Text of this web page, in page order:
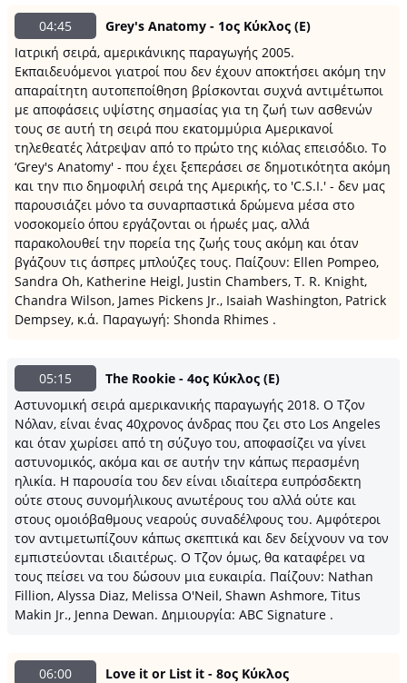
04:45
Grey's Anatomy - 1ος Κύκλος (Ε)
Ιατρική σειρά, αμερικάνικης παραγωγής 2005.
Εκπαιδευόμενοι γιατροί που δεν έχουν αποκτήσει ακόμη την
απαραίτητη αυτοπεποίθηση βρίσκονται συχνά αντιμέτωποι
με αποφάσεις υψίστης σημασίας για τη ζωή των ασθενών
τους σε αυτή τη σειρά που εκατομμύρια Αμερικανοί
τηλεθεατές λάτρεψαν από το πρώτο της κιόλας επεισόδιο. Το
‘Grey's Anatomy' - που έχει ξεπεράσει σε δημοτικότητα ακόμη
και την πιο δημοφιλή σειρά της Αμερικής, το 'C.S.I.' - δεν μας
παρουσιάζει μόνο τα συναρπαστικά δρώμενα μέσα στο
νοσοκομείο όπου εργάζονται οι ήρωές μας, αλλά
παρακολουθεί την πορεία της ζωής τους ακόμη και όταν
βγάζουν τις άσπρες μπλούζες τους. Παίζουν: Ellen Pompeo,
Sandra Oh, Katherine Heigl, Justin Chambers, T. R. Knight,
Chandra Wilson, James Pickens Jr., Isaiah Washington, Patrick
Dempsey, κ.ά. Παραγωγή: Shonda Rhimes .
05:15
The Rookie - 4ος Κύκλος (Ε)
Αστυνομική σειρά αμερικανικής παραγωγής 2018. Ο Τζον
Νόλαν, είναι ένας 40χρονος άνδρας που ζει στο Los Angeles
και όταν χωρίσει από τη σύζυγο του, αποφασίζει να γίνει
αστυνομικός, ακόμα και σε αυτήν την κάπως περασμένη
ηλικία. Η παρουσία του δεν είναι ιδιαίτερα ευπρόσδεκτη
ούτε στους συνομήλικους ανωτέρους του αλλά ούτε και
στους ομοιόβαθμους νεαρούς συναδέλφους του. Αμφότεροι
τον αντιμετωπίζουν κάπως σκεπτικά και δεν δείχνουν να τον
εμπιστεύονται ιδιαιτέρως. Ο Τζον όμως, θα καταφέρει να
τους πείσει να του δώσουν μια ευκαιρία. Παίζουν: Nathan
Fillion, Alyssa Diaz, Melissa O'Neil, Shawn Ashmore, Titus
Makin Jr., Jenna Dewan. Δημιουργία: ABC Signature .
06:00
Love it or List it - 8ος Κύκλος